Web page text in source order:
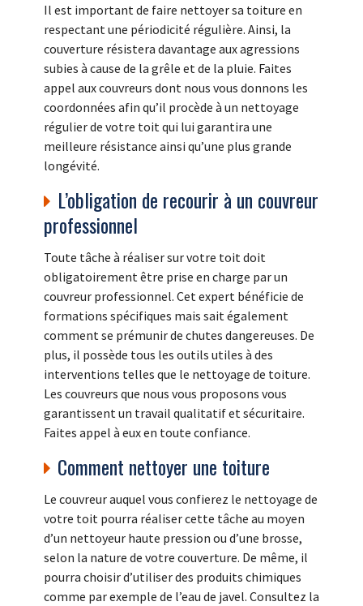
Il est important de faire nettoyer sa toiture en
respectant une périodicité régulière. Ainsi, la
couverture résistera davantage aux agressions
subies à cause de la grêle et de la pluie. Faites
appel aux couvreurs dont nous vous donnons les
coordonnées afin qu’il procède à un nettoyage
régulier de votre toit qui lui garantira une
meilleure résistance ainsi qu’une plus grande
longévité.
L’obligation de recourir à un couvreur
professionnel
Toute tâche à réaliser sur votre toit doit
obligatoirement être prise en charge par un
couvreur professionnel. Cet expert bénéficie de
formations spécifiques mais sait également
comment se prémunir de chutes dangereuses. De
plus, il possède tous les outils utiles à des
interventions telles que le nettoyage de toiture.
Les couvreurs que nous vous proposons vous
garantissent un travail qualitatif et sécuritaire.
Faites appel à eux en toute confiance.
Comment nettoyer une toiture
Le couvreur auquel vous confierez le nettoyage de
votre toit pourra réaliser cette tâche au moyen
d’un nettoyeur haute pression ou d’une brosse,
selon la nature de votre couverture. De même, il
pourra choisir d’utiliser des produits chimiques
comme par exemple de l’eau de javel. Consultez la